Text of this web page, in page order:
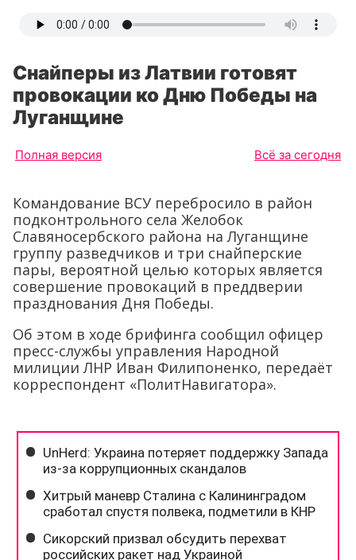
Снайперы из Латвии готовят
провокации ко Дню Победы на
Луганщине
Полная версия Всё за сегодня
Командование ВСУ перебросило в район
подконтрольного села Желобок
Славяносербского района на Луганщине
группу разведчиков и три снайперские
пары, вероятной целью которых является
совершение провокаций в преддверии
празднования Дня Победы.
Об этом в ходе брифинга сообщил офицер
пресс-службы управления Народной
милиции ЛНР Иван Филипоненко, передаёт
корреспондент «ПолитНавигатора».